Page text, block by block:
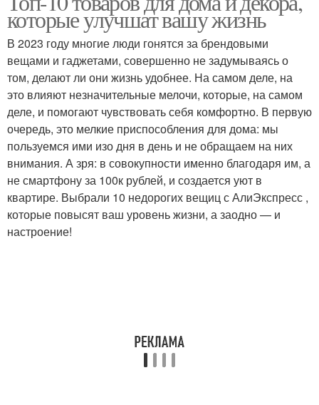
которые улучшат вашу жизнь
В 2023 году многие люди гонятся за брендовыми
вещами и гаджетами, совершенно не задумываясь о
том, делают ли они жизнь удобнее. На самом деле, на
это влияют незначительные мелочи, которые, на самом
деле, и помогают чувствовать себя комфортно. В первую
очередь, это мелкие приспособления для дома: мы
пользуемся ими изо дня в день и не обращаем на них
внимания. А зря: в совокупности именно благодаря им, а
не смартфону за 100к рублей, и создается уют в
квартире. Выбрали 10 недорогих вещиц с АлиЭкспресс ,
которые повысят ваш уровень жизни, а заодно — и
настроение!